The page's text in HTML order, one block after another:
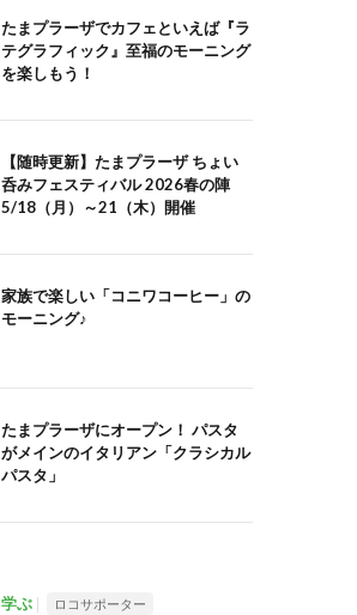
たまプラーザでカフェといえば『ラ
テグラフィック』至福のモーニング
を楽しもう！
【随時更新】たまプラーザ ちょい
呑みフェスティバル 2026春の陣
5/18（月）～21（木）開催
家族で楽しい「コニワコーヒー」の
モーニング♪
たまプラーザにオープン！ パスタ
がメインのイタリアン「クラシカル
パスタ」
学ぶ ロコサポーター